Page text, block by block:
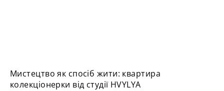
ВИБІР РЕДАКЦІЇ
Мистецтво як спосіб жити: квартира
колекціонерки від студії HVYLYA